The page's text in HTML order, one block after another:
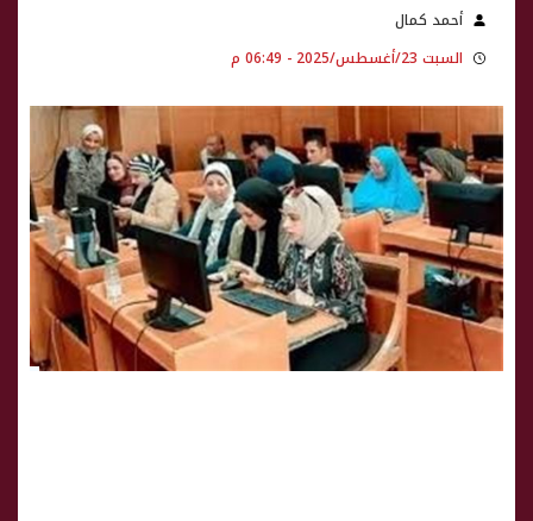
أحمد كمال
السبت 23/أغسطس/2025 - 06:49 م